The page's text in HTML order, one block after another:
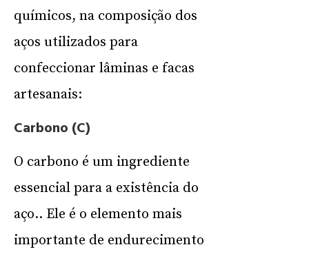
químicos, na composição dos
aços utilizados para
confeccionar lâminas e facas
artesanais:
Carbono (C)
O carbono é um ingrediente
essencial para a existência do
aço.. Ele é o elemento mais
importante de endurecimento